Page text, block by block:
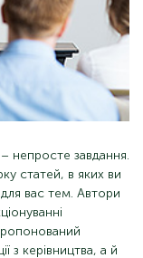
непросте завдання.
статей, в яких ви
для вас тем. Автори
з керівництва, а й